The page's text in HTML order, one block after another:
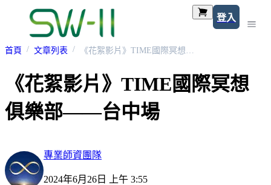
登入
首頁 文章列表 《花絮影片》TIME國際冥想俱樂部——台中場
《花絮影片》TIME國際冥想
俱樂部——台中場
專業師資團隊
2024年6月26日 上午 3:55